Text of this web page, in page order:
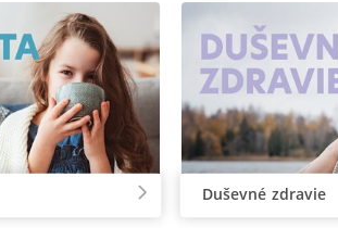
Duševné zdravie